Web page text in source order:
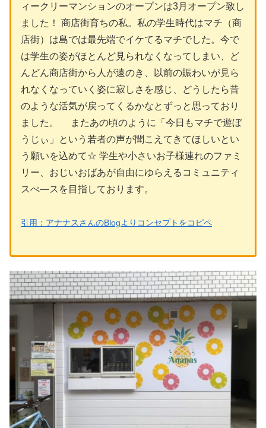
ィークリーマンションのオープンは3月オープン致し
ました！ 商店街育ちの私。私の学生時代はマチ（商
店街）は島では最先端でイケてるマチでした。今で
は学生の姿がほとんど見られなくなってしまい、ど
んどん商店街から人が遠のき、以前の賑わいが見ら
れなくなっていく姿に寂しさを感じ、どうしたら昔
のような活気が戻ってくるかなとずっと思っており
ました。 またあの頃のように「今日もマチで遊ぼ
うじぃ」という若者の声が聞こえてきてほしいとい
う願いを込めて☆ 学生や小さいお子様連れのファミ
リー、おじいおばあが自由にゆらえるコミュニティ
スぺ―スを目指しております。
引用：アナナスさんのBlogよりコンセプトをコピペ